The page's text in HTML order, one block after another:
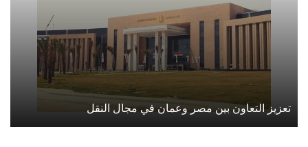
تعزيز التعاون بين مصر وعمان في مجال النقل